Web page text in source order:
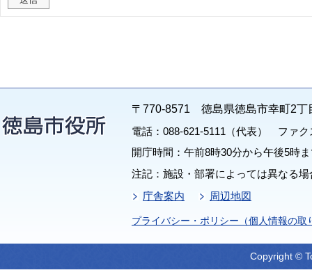
〒770-8571 徳島県徳島市幸町2丁
電話：088-621-5111（代表） ファク
開庁時間：午前8時30分から午後5時
注記：施設・部署によっては異なる
庁舎案内
周辺地図
プライバシー・ポリシー（個人情報の取
Copyright ©